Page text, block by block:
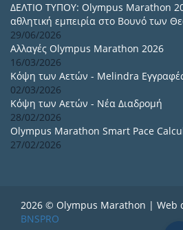
ΔΕΛΤΙΟ ΤΥΠΟΥ: Olympus Marathon
αθλητική εμπειρία στο Βουνό των
29/06/2026
Αλλαγές Olympus Marathon 2026
16/03/2026
Κόψη των Αετών - Melindra
02/03/2026
Κόψη των Αετών - Νέα Διαδρομή
28/02/2026
Olympus Marathon Smart Pace
27/02/2026
2026 © Olympus Marathon | Web
BNSPRO